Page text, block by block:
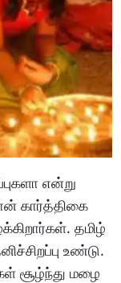
என்று
கார்த்திகை
தமிழ்
உண்டு.
சூழ்ந்து மழை